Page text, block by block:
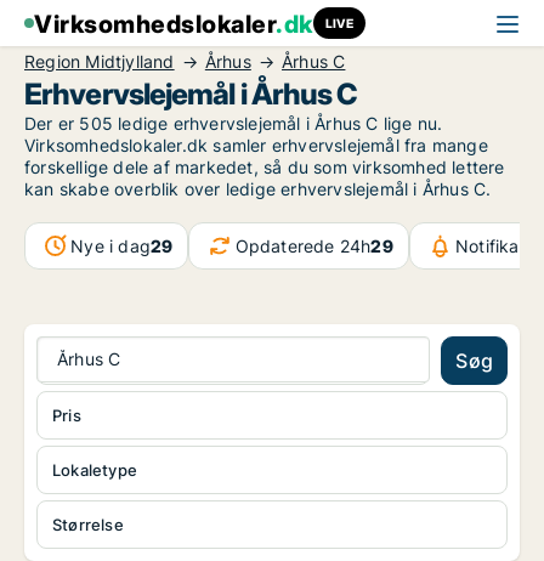
Virksomhedslokaler.dk LIVE
Region Midtjylland Århus Århus C
Erhvervslejemål i Århus C
Der er 505 ledige erhvervslejemål i Århus C lige nu.
Virksomhedslokaler.dk samler erhvervslejemål fra mange
forskellige dele af markedet, så du som virksomhed lettere
kan skabe overblik over ledige erhvervslejemål i Århus C.
Nye i dag29 Opdaterede 24h29
Århus C Søg
Lokaletype
Størrelse
Pris